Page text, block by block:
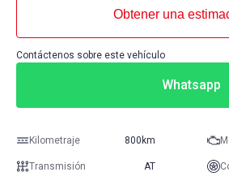
Obtener una
Contáctenos sobre este vehículo
Whatsapp
Kilometraje 800km
Transmisión AT